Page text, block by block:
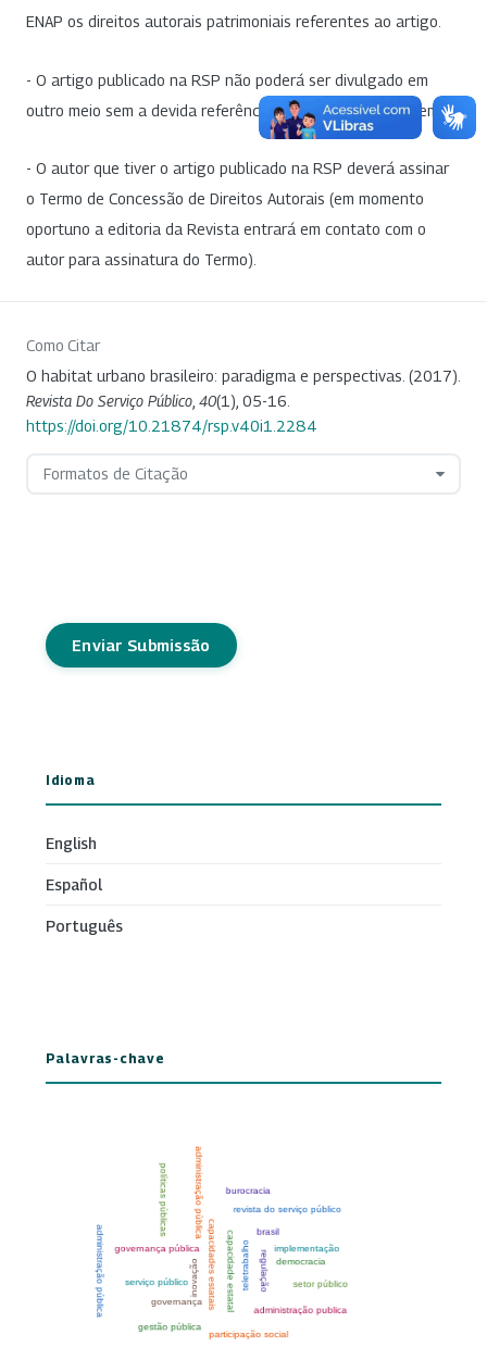
ENAP os direitos autorais patrimoniais referentes ao artigo.
- O artigo publicado na RSP não poderá ser divulgado em
outro meio sem a devida referência à publicação de origem.
- O autor que tiver o artigo publicado na RSP deverá assinar
o Termo de Concessão de Direitos Autorais (em momento
oportuno a editoria da Revista entrará em contato com o
autor para assinatura do Termo).
Como Citar
O habitat urbano brasileiro: paradigma e perspectivas. (2017).
Revista Do Serviço Público 40(1), 05-16.
https://doi.org/10.21874/rsp.v40i1.2284
Formatos de Citação
Enviar Submissão
Idioma
English
Español
Português
Palavras-chave